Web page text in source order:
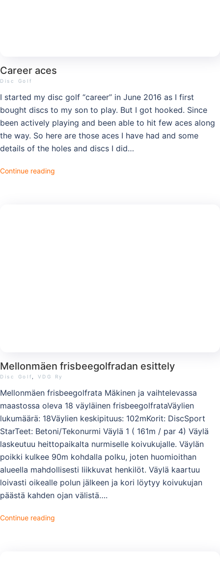
Disc Golf
Career aces
I started my disc golf “career” in June 2016 as I first
bought discs to my son to play. But I got hooked. Since
been actively playing and been able to hit few aces along
the way. So here are those aces I have had and some
details of the holes and discs I did…
Continue reading
Disc Golf VDG Ry
Mellonmäen frisbeegolfradan esittely
Mellonmäen frisbeegolfrata Mäkinen ja vaihtelevassa
maastossa oleva 18 väyläinen frisbeegolfrataVäylien
lukumäärä: 18Väylien keskipituus: 102mKorit: DiscSport
StarTeet: Betoni/Tekonurmi Väylä 1 ( 161m / par 4) Väylä
laskeutuu heittopaikalta nurmiselle koivukujalle. Väylän
poikki kulkee 90m kohdalla polku, joten huomioithan
alueella mahdollisesti liikkuvat henkilöt. Väylä kaartuu
loivasti oikealle polun jälkeen ja kori löytyy koivukujan
päästä kahden ojan välistä….
Continue reading